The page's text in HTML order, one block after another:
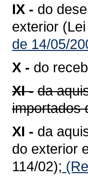
IX - do
exterior
de 14/05/
X - do
XI - da
importados
XI - da
do exterior
114/02);